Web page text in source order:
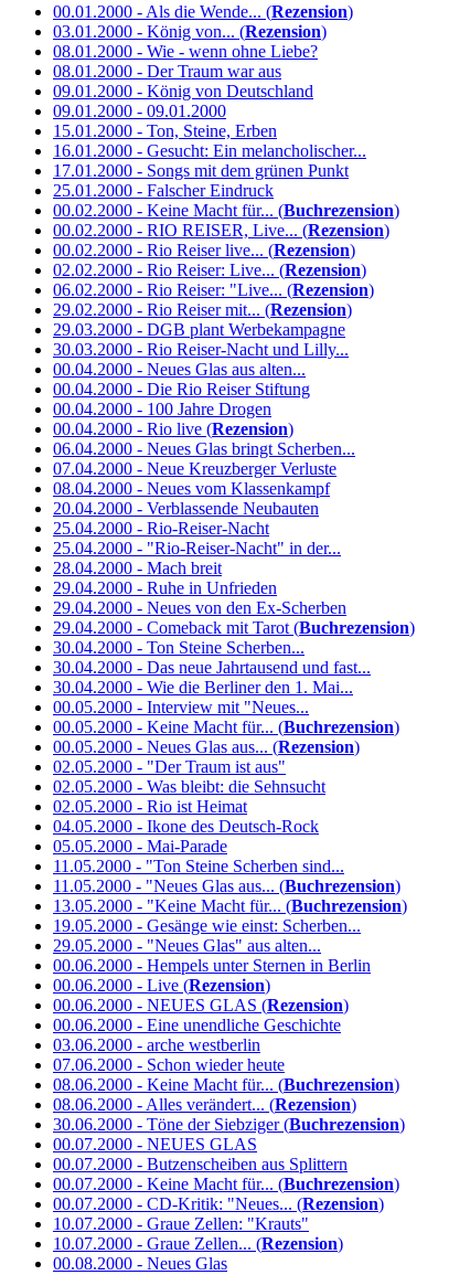
00.01.2000 - Als die Wende... (Rezension)
03.01.2000 - König von... (Rezension)
08.01.2000 - Wie - wenn ohne Liebe?
08.01.2000 - Der Traum war aus
09.01.2000 - König von Deutschland
09.01.2000 - 09.01.2000
15.01.2000 - Ton, Steine, Erben
16.01.2000 - Gesucht: Ein melancholischer...
17.01.2000 - Songs mit dem grünen Punkt
25.01.2000 - Falscher Eindruck
00.02.2000 - Keine Macht für... (Buchrezension)
00.02.2000 - RIO REISER, Live... (Rezension)
00.02.2000 - Rio Reiser live... (Rezension)
02.02.2000 - Rio Reiser: Live... (Rezension)
06.02.2000 - Rio Reiser: "Live... (Rezension)
29.02.2000 - Rio Reiser mit... (Rezension)
29.03.2000 - DGB plant Werbekampagne
30.03.2000 - Rio Reiser-Nacht und Lilly...
00.04.2000 - Neues Glas aus alten...
00.04.2000 - Die Rio Reiser Stiftung
00.04.2000 - 100 Jahre Drogen
00.04.2000 - Rio live (Rezension)
06.04.2000 - Neues Glas bringt Scherben...
07.04.2000 - Neue Kreuzberger Verluste
08.04.2000 - Neues vom Klassenkampf
20.04.2000 - Verblassende Neubauten
25.04.2000 - Rio-Reiser-Nacht
25.04.2000 - "Rio-Reiser-Nacht" in der...
28.04.2000 - Mach breit
29.04.2000 - Ruhe in Unfrieden
29.04.2000 - Neues von den Ex-Scherben
29.04.2000 - Comeback mit Tarot (Buchrezension)
30.04.2000 - Ton Steine Scherben...
30.04.2000 - Das neue Jahrtausend und fast...
30.04.2000 - Wie die Berliner den 1. Mai...
00.05.2000 - Interview mit "Neues...
00.05.2000 - Keine Macht für... (Buchrezension)
00.05.2000 - Neues Glas aus... (Rezension)
02.05.2000 - "Der Traum ist aus"
02.05.2000 - Was bleibt: die Sehnsucht
02.05.2000 - Rio ist Heimat
04.05.2000 - Ikone des Deutsch-Rock
05.05.2000 - Mai-Parade
11.05.2000 - "Ton Steine Scherben sind...
11.05.2000 - "Neues Glas aus... (Buchrezension)
13.05.2000 - "Keine Macht für... (Buchrezension)
19.05.2000 - Gesänge wie einst: Scherben...
29.05.2000 - "Neues Glas" aus alten...
00.06.2000 - Hempels unter Sternen in Berlin
00.06.2000 - Live (Rezension)
00.06.2000 - NEUES GLAS (Rezension)
00.06.2000 - Eine unendliche Geschichte
03.06.2000 - arche westberlin
07.06.2000 - Schon wieder heute
08.06.2000 - Keine Macht für... (Buchrezension)
08.06.2000 - Alles verändert... (Rezension)
30.06.2000 - Töne der Siebziger (Buchrezension)
00.07.2000 - NEUES GLAS
00.07.2000 - Butzenscheiben aus Splittern
00.07.2000 - Keine Macht für... (Buchrezension)
00.07.2000 - CD-Kritik: "Neues... (Rezension)
10.07.2000 - Graue Zellen: "Krauts"
10.07.2000 - Graue Zellen... (Rezension)
00.08.2000 - Neues Glas